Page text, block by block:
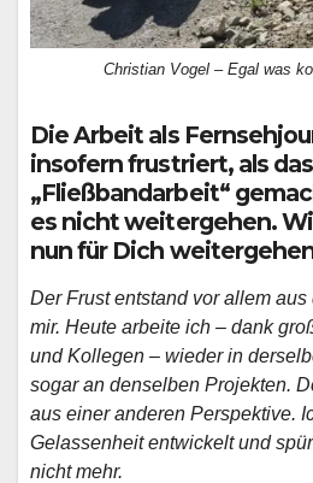
Christian Vogel – Egal was
Die Arbeit als
insofern frustriert, als
„Fließbandarbeit“
es nicht weitergehen.
nun für Dich
Der Frust entstand vor allem
mir. Heute arbeite ich – dank
und Kollegen – wieder in
sogar an denselben Projekten.
aus einer anderen Perspektive.
Gelassenheit entwickelt und
nicht mehr.